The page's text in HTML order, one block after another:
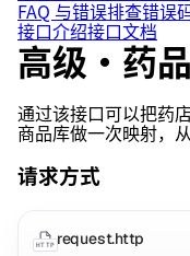
FAQ 与错误排查错误
接口介绍接口文档
高级·药
通过该接口可以把药
商品库做一次映射，
请求方式
HTTP request.http